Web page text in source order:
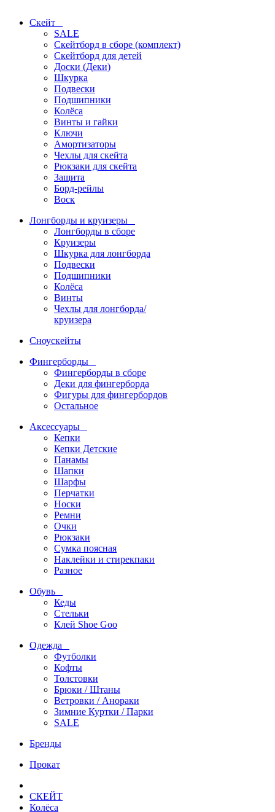
Скейт
SALE
Скейтборд в сборе (комплект)
Скейтборд для детей
Доски (Деки)
Шкурка
Подвески
Подшипники
Колёса
Винты и гайки
Ключи
Амортизаторы
Чехлы для скейта
Рюкзаки для скейта
Защита
Борд-рейлы
Воск
Лонгборды и круизеры
Лонгборды в сборе
Круизеры
Шкурка для лонгборда
Подвески
Подшипники
Колёса
Винты
Чехлы для лонгборда/
круизера
Сноускейты
Фингерборды
Фингерборды в сборе
Деки для фингерборда
Фигуры для фингербордов
Остальное
Аксессуары
Кепки
Кепки Детские
Панамы
Шапки
Шарфы
Перчатки
Носки
Ремни
Очки
Рюкзаки
Сумка поясная
Наклейки и стирекпаки
Разное
Обувь
Кеды
Стельки
Клей Shoe Goo
Одежда
Футболки
Кофты
Толстовки
Брюки / Штаны
Ветровки / Анораки
Зимние Куртки / Парки
SALE
Бренды
Прокат
СКЕЙТ
Колёса